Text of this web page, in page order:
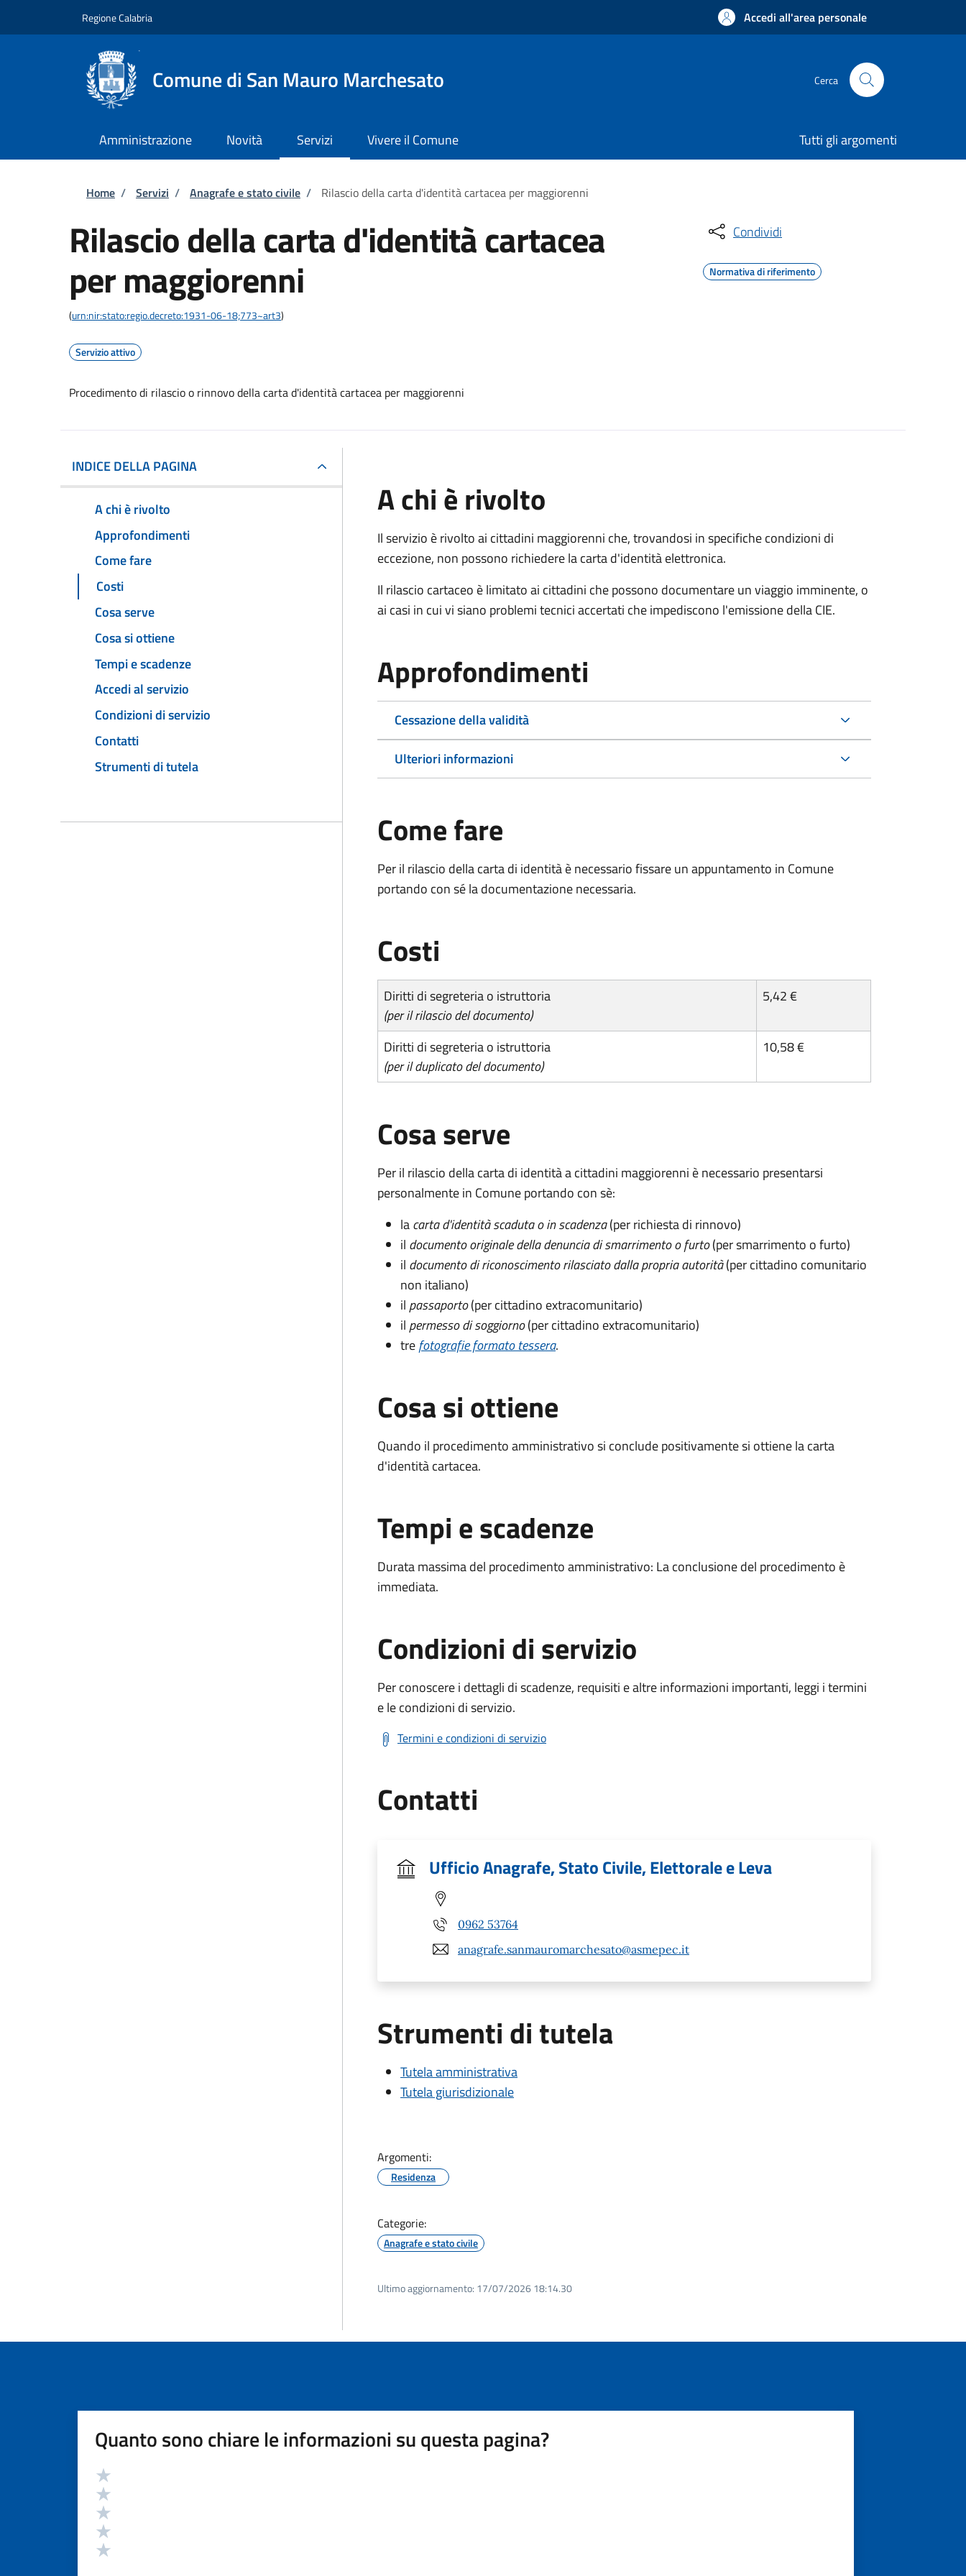
Regione Calabria Accedi all'area personale
Comune di San Mauro Marchesato Cerca
Amministrazione Novità Servizi Vivere il Comune Tutti gli argomenti
Briciole di pane
Home / Servizi / Anagrafe e stato civile / Rilascio della carta d'identità cartacea per maggiorenni
Rilascio della carta d'identità cartacea
per maggiorenni
(urn:nir:stato:regio.decreto:1931-06-18;773~art3)
Servizio attivo
Procedimento di rilascio o rinnovo della carta d'identità cartacea per maggiorenni
Condividi
Normativa di riferimento
INDICE DELLA PAGINA
A chi è rivolto
Approfondimenti
Come fare
Costi
Cosa serve
Cosa si ottiene
Tempi e scadenze
Accedi al servizio
Condizioni di servizio
Contatti
Strumenti di tutela
A chi è rivolto
Il servizio è rivolto ai cittadini maggiorenni che, trovandosi in specifiche condizioni di
eccezione, non possono richiedere la carta d'identità elettronica.
Il rilascio cartaceo è limitato ai cittadini che possono documentare un viaggio imminente, o
ai casi in cui vi siano problemi tecnici accertati che impediscono l'emissione della CIE.
Approfondimenti
Cessazione della validità
Ulteriori informazioni
Come fare
Per il rilascio della carta di identità è necessario fissare un appuntamento in Comune
portando con sé la documentazione necessaria.
Costi
Diritti di segreteria o istruttoria
(per il rilascio del documento)
5,42 €
Diritti di segreteria o istruttoria
(per il duplicato del documento)
10,58 €
Cosa serve
Per il rilascio della carta di identità a cittadini maggiorenni è necessario presentarsi
personalmente in Comune portando con sè:
lacarta d'identità scaduta o in scadenza(per richiesta di rinnovo)
il documento originale della denuncia di smarrimento o furto(per smarrimento o furto)
il documento di riconoscimento rilasciato dalla propria autorità(per cittadino comunitario
non italiano)
il passaporto(per cittadino extracomunitario)
il permesso di soggiorno(per cittadino extracomunitario)
trefotografie formato tessera.
Cosa si ottiene
Quando il procedimento amministrativo si conclude positivamente si ottiene la carta
d'identità cartacea.
Tempi e scadenze
Durata massima del procedimento amministrativo: La conclusione del procedimento è
immediata.
Condizioni di servizio
Per conoscere i dettagli di scadenze, requisiti e altre informazioni importanti, leggi i termini
e le condizioni di servizio.
Termini e condizioni di servizio
Contatti
Ufficio Anagrafe, Stato Civile, Elettorale e Leva
0962 53764
anagrafe.sanmauromarchesato@asmepec.it
Strumenti di tutela
Tutela amministrativa
Tutela giurisdizionale
Argomenti:
Residenza
Categorie:
Anagrafe e stato civile
Ultimo aggiornamento: 17/07/2026 18:14.30
Quanto sono chiare le informazioni su questa pagina?
Valutazione